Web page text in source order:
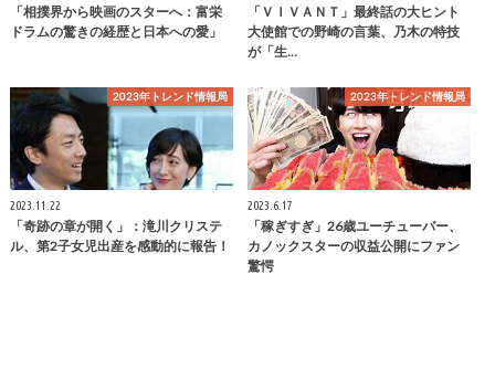
「相撲界から映画のスターへ：富栄
ドラムの驚きの経歴と日本への愛」
「ＶＩＶＡＮＴ」最終話の大ヒント
大使館での野崎の言葉、乃木の特技
が「生…
2023年トレンド情報局
2023.11.22
「奇跡の章が開く」：滝川クリステ
ル、第2子女児出産を感動的に報告！
2023年トレンド情報局
2023.6.17
「稼ぎすぎ」26歳ユーチューバー、
カノックスターの収益公開にファン
驚愕